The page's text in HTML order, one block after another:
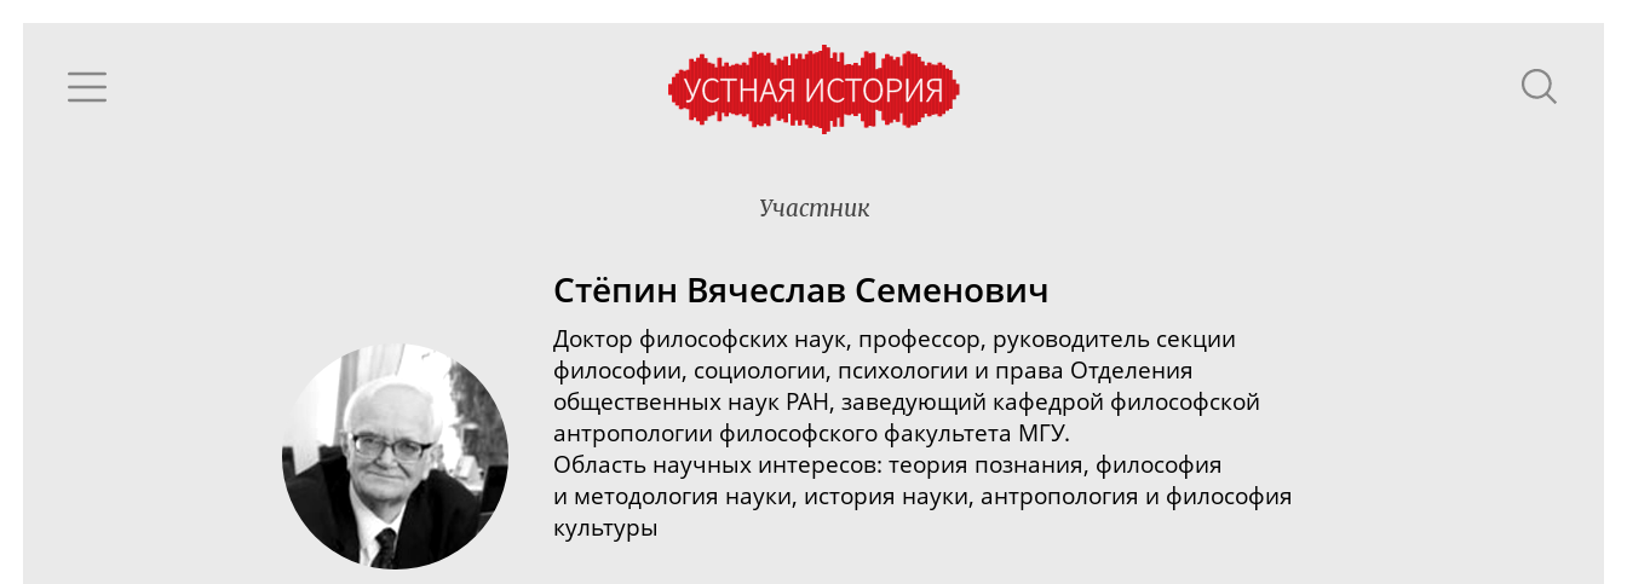
Участник
Стёпин Вячеслав Семенович
Доктор философских наук, профессор, руководитель секции
философии, социологии, психологии и права Отделения
общественных наук РАН, заведующий кафедрой философской
антропологии философского факультета МГУ.
Область научных интересов: теория познания, философия
и методология науки, история науки, антропология и философия
культуры